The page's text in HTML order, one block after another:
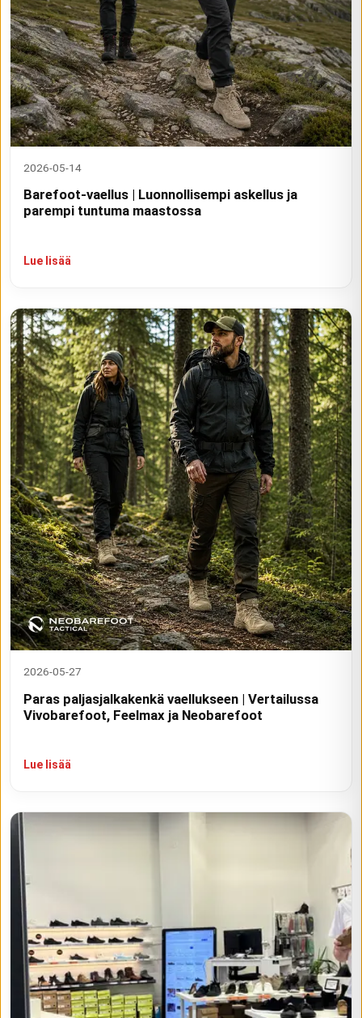
2026-05-14
Barefoot-vaellus | Luonnollisempi askellus ja
parempi tuntuma maastossa
Lue lisää
2026-05-27
Paras paljasjalkakenkä vaellukseen | Vertailussa
Vivobarefoot, Feelmax ja Neobarefoot
Lue lisää